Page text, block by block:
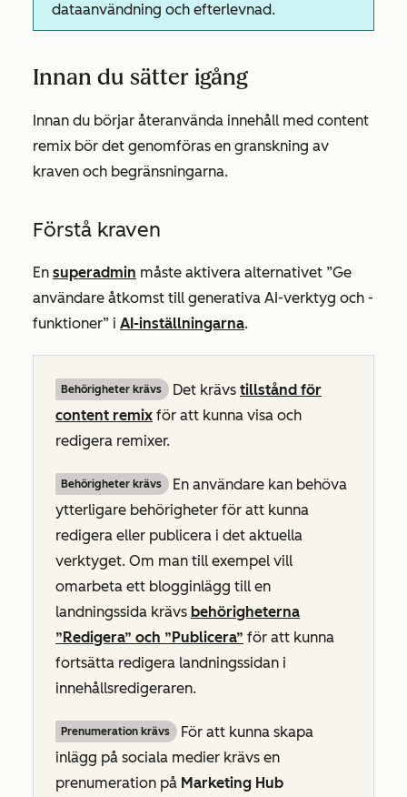
dataanvändning och efterlevnad.
Innan du sätter igång
Innan du börjar återanvända innehåll med content
remix bör det genomföras en granskning av
kraven och begränsningarna.
Förstå kraven
En superadmin måste aktivera alternativet ”Ge
användare åtkomst till generativa AI-verktyg och -
funktioner” i AI-inställningarna.
Behörigheter krävs Det krävs tillstånd för
content remix för att kunna visa och
redigera remixer.
Behörigheter krävs
En användare kan behöva
ytterligare behörigheter för att kunna
redigera eller publicera i det aktuella
verktyget. Om man till exempel vill
omarbeta ett blogginlägg till en
landningssida krävs behörigheterna
”Redigera” och ”Publicera” för att kunna
fortsätta redigera landningssidan i
innehållsredigeraren.
Prenumeration krävs
För att kunna skapa
inlägg på sociala medier krävs en
prenumeration på Marketing Hub